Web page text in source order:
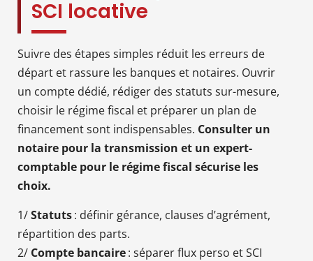
SCI locative
Suivre des étapes simples réduit les erreurs de
départ et rassure les banques et notaires. Ouvrir
un compte dédié, rédiger des statuts sur-mesure,
choisir le régime fiscal et préparer un plan de
financement sont indispensables. Consulter un
notaire pour la transmission et un expert-
comptable pour le régime fiscal sécurise les
choix.
1/Statuts: définir gérance, clauses d’agrément,
répartition des parts.
2/ Compte bancaire: séparer flux perso et SCI